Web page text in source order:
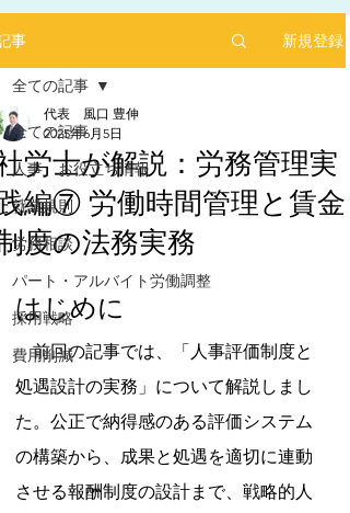
2025年1月にリリースした求人サイト「あるバ
イ」を運営する㈱ヒプスターの情報サイトに、
弊社が掲載されました！
「あるバイ」は無料掲載(2025年6月現在)、採用
しても費用が掛からない媒体です。
​是非、ご活用ください！！
【あるバイ関東版】アルバイト・バイト・パー
トの求人・仕事を探そう！アルバイト情報はこ
こに【あるバイ】
事 新規登録
全ての記事
人事 お役立ち情報
就業規則
労務相談
パート・アルバイト労働調整
採用戦略
費用削減
全ての記事
労士が解説：労務管理実
編⑦ 労働時間管理と賃金
度の法務実務
代表 風口 豊伸
2025年6月5日
5つ星のうちNaNと評価されています。
はじめに
前回の記事では、「人事評価制度と
処遇設計の実務」について解説しまし
た。公正で納得感のある評価システム
の構築から、成果と処遇を適切に連動
させる報酬制度の設計まで、戦略的人